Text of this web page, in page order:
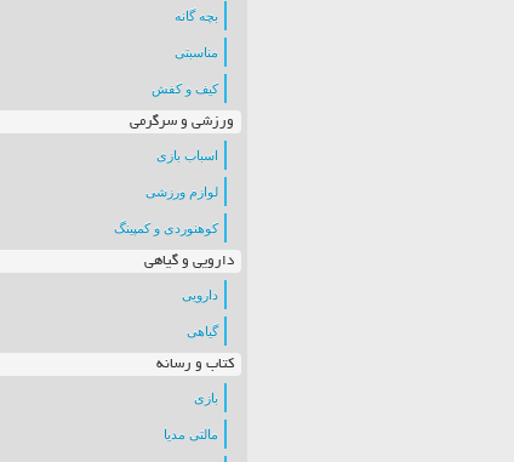
بچه گانه
مناسبتی
کیف و کفش
ورزشی و سرگرمی
اسباب بازی
لوازم ورزشی
کوهنوردی و کمپینگ
دارویی و گیاهی
دارویی
گیاهی
کتاب و رسانه
بازی
مالتی مدیا